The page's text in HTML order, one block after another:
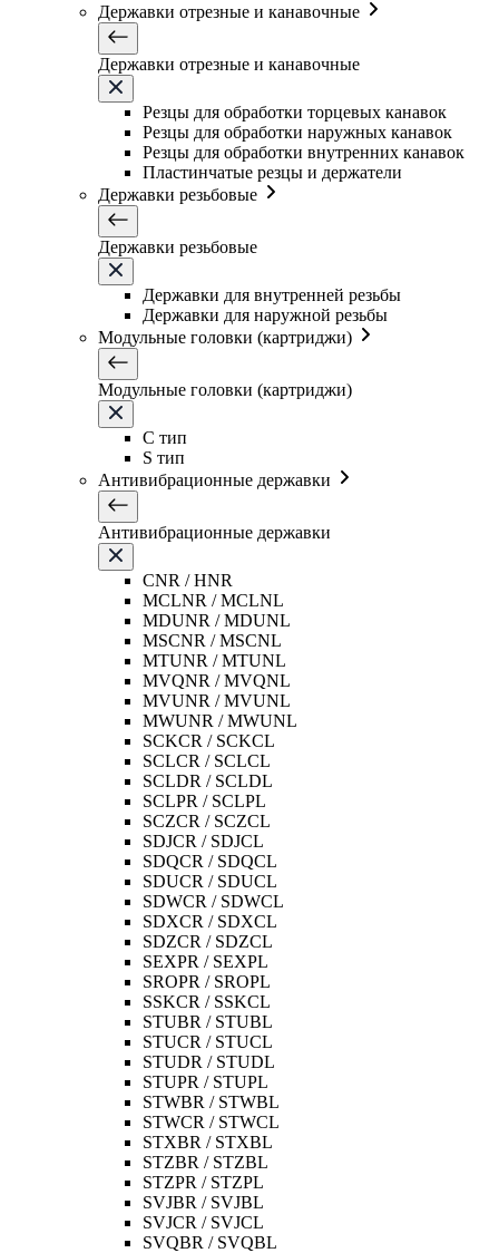
Державки отрезные и канавочные
Державки отрезные и канавочные
Резцы для обработки торцевых канавок
Резцы для обработки наружных канавок
Резцы для обработки внутренних канавок
Пластинчатые резцы и держатели
Державки резьбовые
Державки резьбовые
Державки для внутренней резьбы
Державки для наружной резьбы
Модульные головки (картриджи)
Модульные головки (картриджи)
C тип
S тип
Антивибрационные державки
Антивибрационные державки
CNR / HNR
MCLNR / MCLNL
MDUNR / MDUNL
MSCNR / MSCNL
MTUNR / MTUNL
MVQNR / MVQNL
MVUNR / MVUNL
MWUNR / MWUNL
SCKCR / SCKCL
SCLCR / SCLCL
SCLDR / SCLDL
SCLPR / SCLPL
SCZCR / SCZCL
SDJCR / SDJCL
SDQCR / SDQCL
SDUCR / SDUCL
SDWCR / SDWCL
SDXCR / SDXCL
SDZCR / SDZCL
SEXPR / SEXPL
SROPR / SROPL
SSKCR / SSKCL
STUBR / STUBL
STUCR / STUCL
STUDR / STUDL
STUPR / STUPL
STWBR / STWBL
STWCR / STWCL
STXBR / STXBL
STZBR / STZBL
STZPR / STZPL
SVJBR / SVJBL
SVJCR / SVJCL
SVQBR / SVQBL